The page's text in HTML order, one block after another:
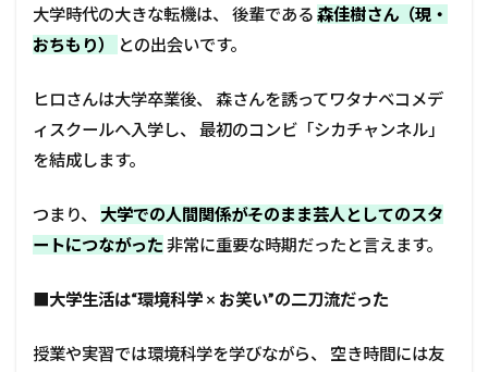
大学時代の大きな転機は、 後輩である 森佳樹さん（現・
おちもり）
との出会いです。
ヒロさんは大学卒業後、 森さんを誘ってワタナベコメデ
ィスクールへ入学し、 最初のコンビ「シカチャンネル」
を結成します。
つまり、 大学での人間関係がそのまま芸人としてのスタ
ートにつながった 非常に重要な時期だったと言えます。
■大学生活は“環境科学 × お笑い”の二刀流だった
授業や実習では環境科学を学びながら、 空き時間には友